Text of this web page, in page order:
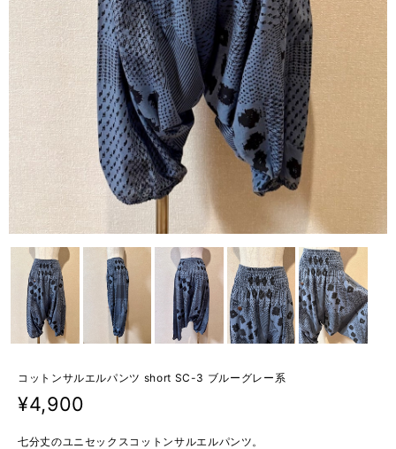
コットンサルエルパンツ short SC-3 ブルーグレー系
¥4,900
七分丈のユニセックスコットンサルエルパンツ。